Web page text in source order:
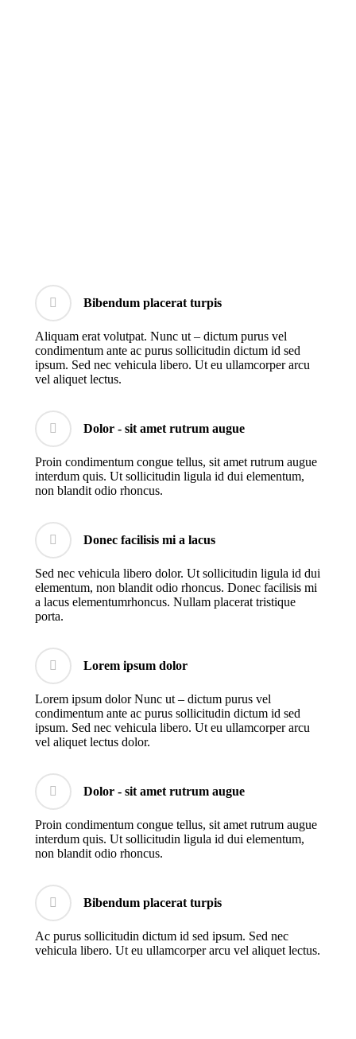
Bibendum placerat turpis
Aliquam erat volutpat. Nunc ut – dictum purus vel
condimentum ante ac purus sollicitudin dictum id sed
ipsum. Sed nec vehicula libero. Ut eu ullamcorper arcu
vel aliquet lectus.
Dolor - sit amet rutrum augue
Proin condimentum congue tellus, sit amet rutrum augue
interdum quis. Ut sollicitudin ligula id dui elementum,
non blandit odio rhoncus.
Donec facilisis mi a lacus
Sed nec vehicula libero dolor. Ut sollicitudin ligula id dui
elementum, non blandit odio rhoncus. Donec facilisis mi
a lacus elementumrhoncus. Nullam placerat tristique
porta.
Lorem ipsum dolor
Lorem ipsum dolor Nunc ut – dictum purus vel
condimentum ante ac purus sollicitudin dictum id sed
ipsum. Sed nec vehicula libero. Ut eu ullamcorper arcu
vel aliquet lectus dolor.
Dolor - sit amet rutrum augue
Proin condimentum congue tellus, sit amet rutrum augue
interdum quis. Ut sollicitudin ligula id dui elementum,
non blandit odio rhoncus.
Bibendum placerat turpis
Ac purus sollicitudin dictum id sed ipsum. Sed nec
vehicula libero. Ut eu ullamcorper arcu vel aliquet lectus.